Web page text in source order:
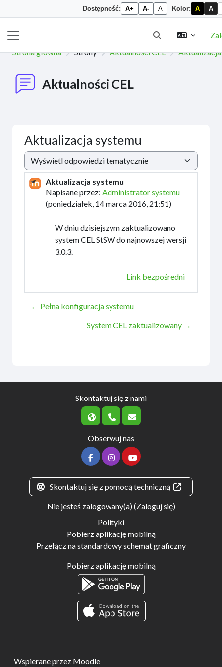
Dostępność: A+ A- A Kolor: A A
Przełącznik
Strona główna
Strony Aktualności CEL
Aktualności CEL
Aktualizacja systemu
Sposób wyświetlania
Aktualizacja systemu
Napisane przez: Administrator systemu
(poniedziałek, 14 marca 2016, 21:51)
Liczba odpowiedzi: 0
W dniu dzisiejszym zaktualizowano
system CEL StSW do najnowszej wersji
3.0.3.
Link bezpośredni
← Pełna konfiguracja systemu
System CEL zaktualizowany →
Skontaktuj się z nami
Obserwuj nas
Skontaktuj się z pomocą techniczną
Nie jesteś zalogowany(a) (Zaloguj się)
Polityki
Pobierz aplikację mobilną
Przełącz na standardowy schemat graficzny
Pobierz aplikację mobilną
Wspierane przez Moodle